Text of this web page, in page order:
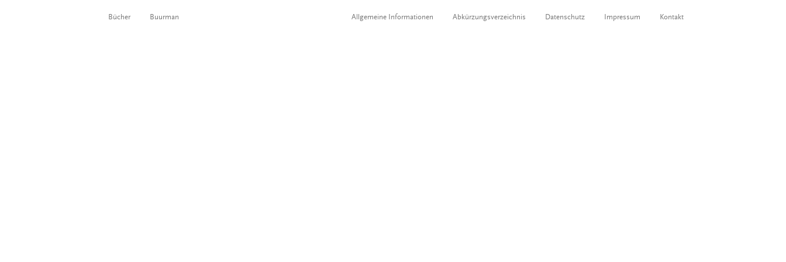
Bücher Buurman Allgemeine Informationen Abkürzungsverzeichnis Datenschutz Impressum Kontakt